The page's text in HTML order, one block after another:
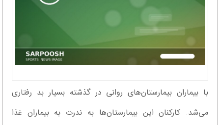
با بیماران بیمارستان‌های روانی در گذشته بسیار بد رفتاری
می‌شد. کارکنان این بیمارستان‌ها به ندرت به بیماران غذا